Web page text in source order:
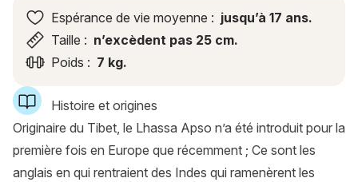
Espérance de vie moyenne : jusqu’à 17 ans.
Taille : n’excèdent pas 25 cm.
Poids : 7 kg.
Histoire et origines
Originaire du Tibet, le Lhassa Apso n’a été introduit pour la
première fois en Europe que récemment ; Ce sont les
anglais en qui rentraient des Indes qui ramenèrent les